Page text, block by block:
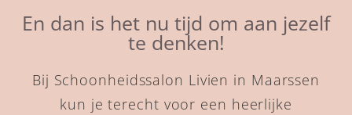
En dan is het nu tijd om aan jezelf
te denken!
Bij Schoonheidssalon Livien in Maarssen
kun je terecht voor een heerlijke